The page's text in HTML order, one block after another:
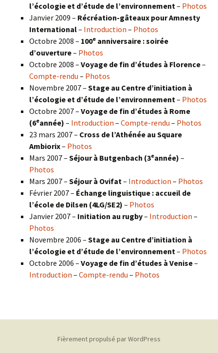
l’écologie et d’étude de l’environnement – Photos
Janvier 2009 – Récréation-gâteaux pour Amnesty
International– Introduction – Photos
Octobre 2008 – 100e anniversaire : soirée
d’ouverture– Photos
Octobre 2008 – Voyage de fin d’études à Florence–
Compte-rendu – Photos
Novembre 2007 – Stage au Centre d’initiation à
l’écologie et d’étude de l’environnement – Photos
Octobre 2007 – Voyage de fin d’études à Rome
(6eannée) – Introduction – Compte-rendu – Photos
23 mars 2007 – Cross de l’Athénée au Square
Ambiorix– Photos
Mars 2007 – Séjour à Butgenbach (3eannée) –
Photos
Mars 2007 – Séjour à Ovifat – Introduction – Photos
Février 2007 – Échange linguistique : accueil de
l’école de Dilsen (4LG/SE2) – Photos
Janvier 2007 – Initiation au rugby– Introduction –
Photos
Novembre 2006 – Stage au Centre d’initiation à
l’écologie et d’étude de l’environnement – Photos
Octobre 2006 – Voyage de fin d’études à Venise–
Introduction – Compte-rendu – Photos
Fièrement propulsé par WordPress